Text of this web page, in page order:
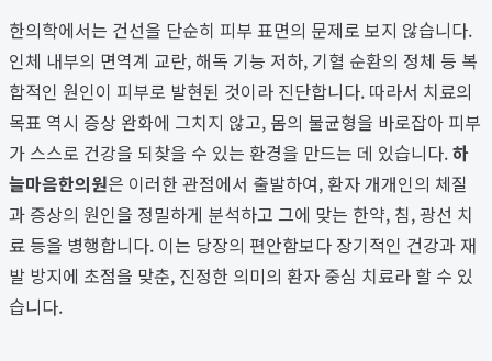
한의학에서는 건선을 단순히 피부 표면의 문제로 보지 않습니다.
인체 내부의 면역계 교란, 해독 기능 저하, 기혈 순환의 정체 등 복
합적인 원인이 피부로 발현된 것이라 진단합니다. 따라서 치료의
목표 역시 증상 완화에 그치지 않고, 몸의 불균형을 바로잡아 피부
가 스스로 건강을 되찾을 수 있는 환경을 만드는 데 있습니다.하
늘마음한의원은 이러한 관점에서 출발하여, 환자 개개인의 체질
과 증상의 원인을 정밀하게 분석하고 그에 맞는 한약, 침, 광선 치
료 등을 병행합니다. 이는 당장의 편안함보다 장기적인 건강과 재
발 방지에 초점을 맞춘, 진정한 의미의 환자 중심 치료라 할 수 있
습니다.